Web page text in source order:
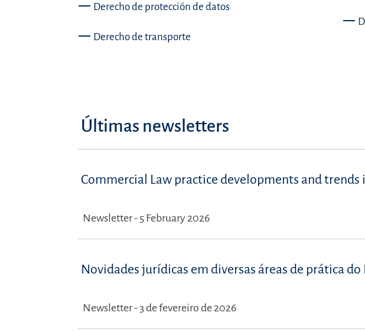
Derecho de protección de datos
Derecho de transporte
Últimas newsletters
Commercial Law practice developments and trends
Newsletter - 5 February 2026
Novidades jurídicas em diversas áreas de prática
Newsletter - 3 de fevereiro de 2026